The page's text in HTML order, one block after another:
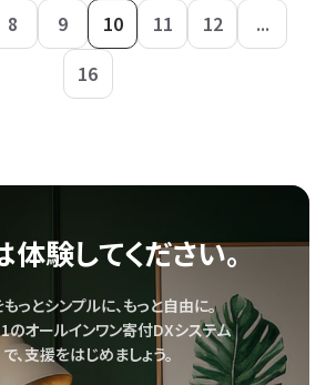
8 9 10 11 12
...
16
体験してください。
っとシンプルに、もっと自由に。
のオールインワン寄付DXシステム
で、支援をはじめましょう。